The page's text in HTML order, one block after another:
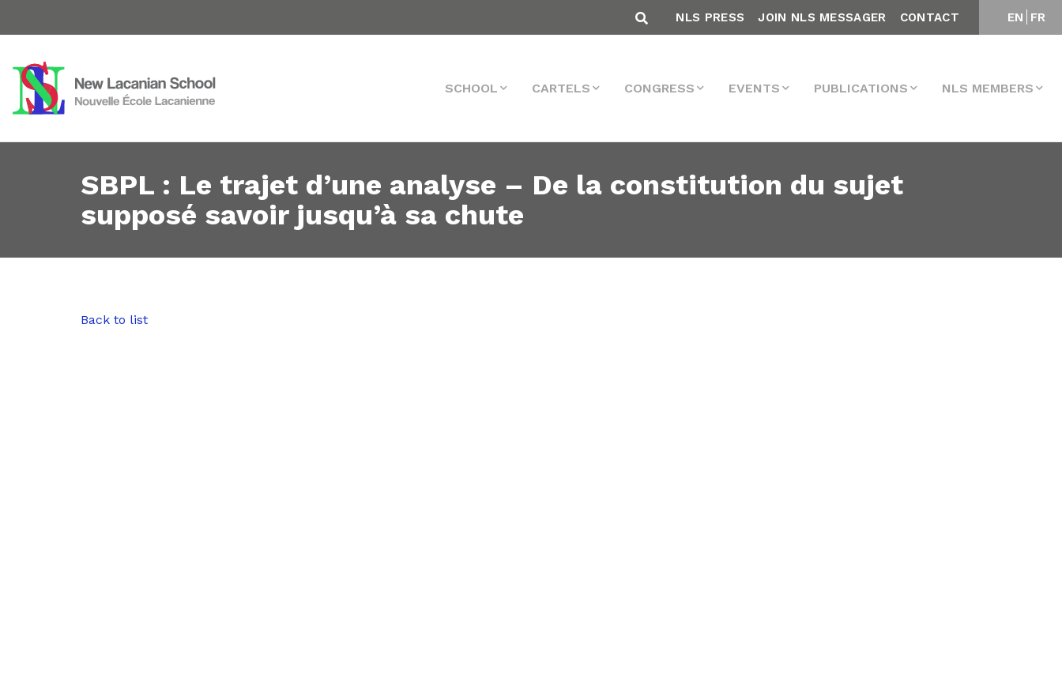
EN FR
NLS PRESS JOIN NLS MESSAGER CONTACT
SCHOOL CARTELS CONGRESS EVENTS PUBLICATIONS NLS MEMBERS
SBPL : Le trajet d’une analyse – De la constitution du sujet
supposé savoir jusqu’à sa chute
Back to list